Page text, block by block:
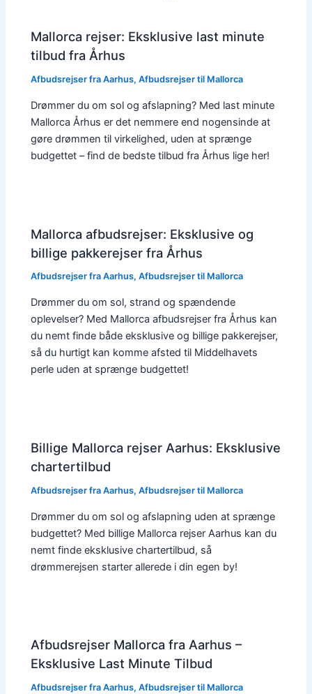
Mallorca rejser: Eksklusive last minute
tilbud fra Århus
Afbudsrejser fra Aarhus,Afbudsrejser til Mallorca
Drømmer du om sol og afslapning? Med last minute
Mallorca Århus er det nemmere end nogensinde at
gøre drømmen til virkelighed, uden at sprænge
budgettet – find de bedste tilbud fra Århus lige her!
Mallorca afbudsrejser: Eksklusive og
billige pakkerejser fra Århus
Afbudsrejser fra Aarhus,Afbudsrejser til Mallorca
Drømmer du om sol, strand og spændende
oplevelser? Med Mallorca afbudsrejser fra Århus kan
du nemt finde både eksklusive og billige pakkerejser,
så du hurtigt kan komme afsted til Middelhavets
perle uden at sprænge budgettet!
Billige Mallorca rejser Aarhus: Eksklusive
chartertilbud
Afbudsrejser fra Aarhus,Afbudsrejser til Mallorca
Drømmer du om sol og afslapning uden at sprænge
budgettet? Med billige Mallorca rejser Aarhus kan du
nemt finde eksklusive chartertilbud, så
drømmerejsen starter allerede i din egen by!
Afbudsrejser Mallorca fra Aarhus –
Eksklusive Last Minute Tilbud
Afbudsrejser fra Aarhus,Afbudsrejser til Mallorca